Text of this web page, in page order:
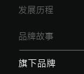
发展历程
品牌故事
旗下品牌